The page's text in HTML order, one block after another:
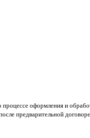
оформления и
предварительной